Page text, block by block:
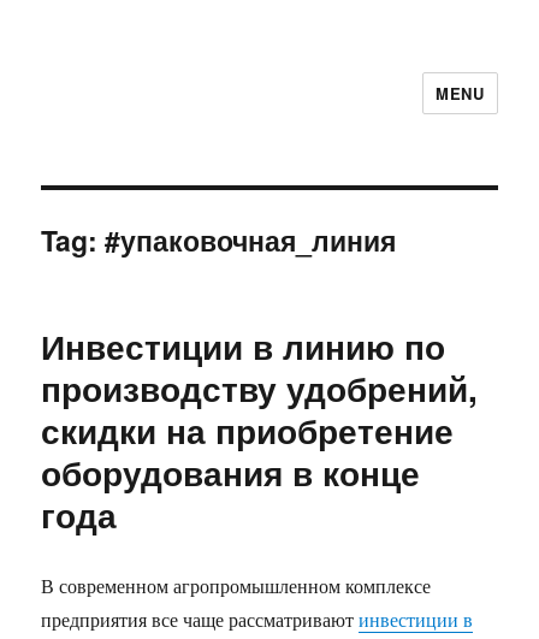
MENU
Tag:#упаковочная_линия
Инвестиции в линию по
производству удобрений,
скидки на приобретение
оборудования в конце
года
В современном агропромышленном комплексе
предприятия все чаще рассматриваютинвестиции в